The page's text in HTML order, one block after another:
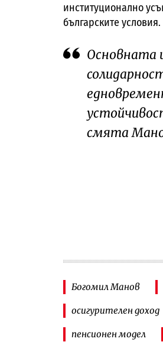
институционално
българските условия.
Основната
смята
Богомил Манов
осигурителен доход
пенсионен модел